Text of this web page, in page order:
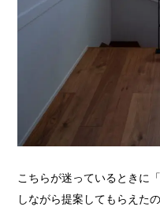
こちらが迷っているときに
しながら提案してもらえた